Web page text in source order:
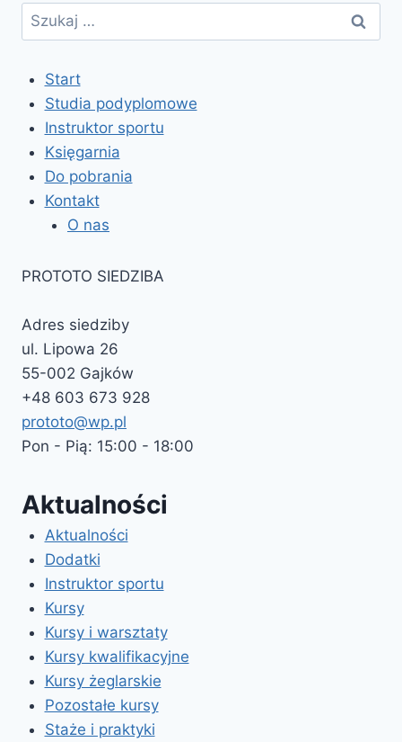
Szukaj:
Start
Studia podyplomowe
Instruktor sportu
Księgarnia
Do pobrania
Kontakt
O nas
PROTOTO SIEDZIBA
Adres siedziby
ul. Lipowa 26
55-002 Gajków
+48 603 673 928
prototo@wp.pl
Pon - Pią: 15:00 - 18:00
Aktualności
Aktualności
Dodatki
Instruktor sportu
Kursy
Kursy i warsztaty
Kursy kwalifikacyjne
Kursy żeglarskie
Pozostałe kursy
Staże i praktyki